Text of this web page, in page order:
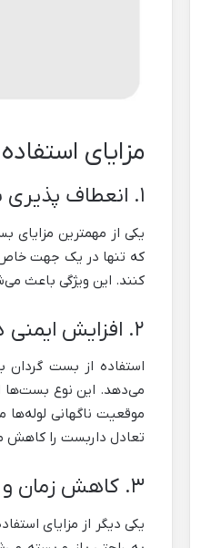
مزایای
۱. انعطاف پذیری بالا در اجرای داربست
یکی از مهمترین مزایای
که تنها در یک جهت خاص
کنند. این ویژگی باعث
۲. افزایش ایمنی در پروژه‌های ساختمانی
استفاده از بست گردان
می‌دهد. این نوع بست‌ها
موقعیت ناگهانی
تعادل داربست را کاهش
۳. کاهش زمان و هزینه اجرای داربست
یکی دیگر از مزایای